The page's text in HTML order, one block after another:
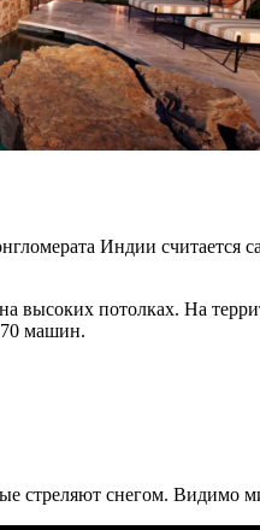
Индии считается
высоких потолках. На
машин.
стреляют снегом. Видимо